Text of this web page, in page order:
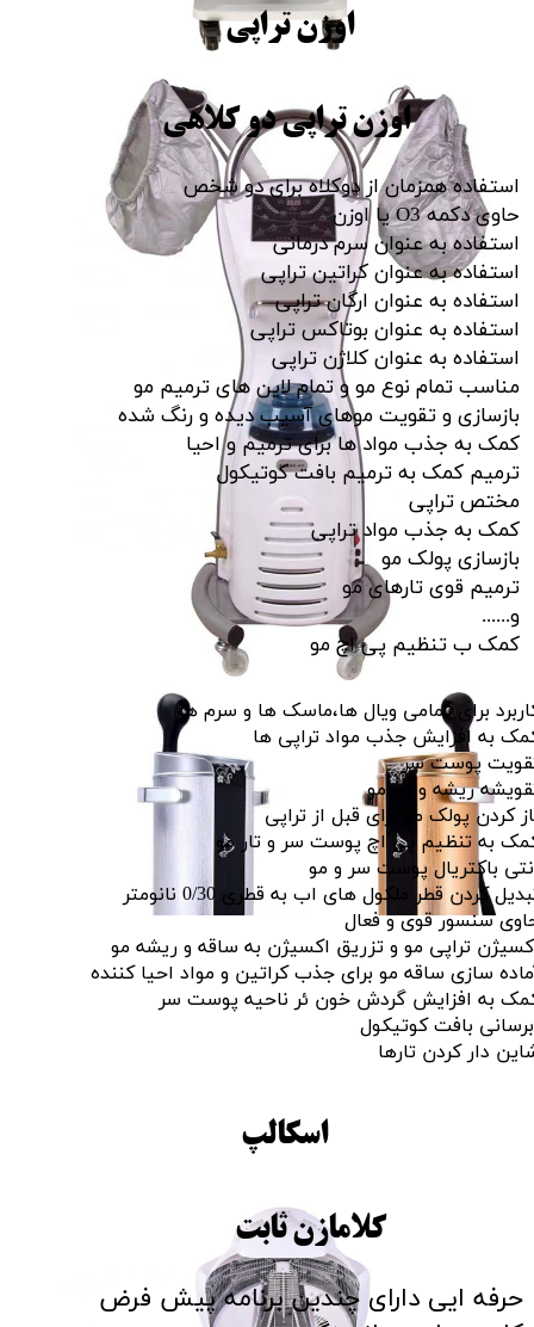
اوزن تراپی
اوزن تراپی دو کلاهی
استفاده همزمان از دوکلاه برای دو شخص
حاوی دکمه O3 یا اوزن
استفاده به عنوان سرم درمانی
استفاده به عنوان کراتین تراپی
استفاده به عنوان ارگان تراپی
استفاده به عنوان بوتاکس تراپی
استفاده به عنوان کلاژن تراپی
مناسب تمام نوع مو و تمام لاین های ترمیم مو
بازسازی و تقویت موهای آسیب دیده و رنگ شده
کمک به جذب مواد ها برای ترمیم و احیا
ترمیم کمک به ترمیم بافت کوتیکول
مختص تراپی
کمک به جذب مواد تراپی
بازسازی پولک مو
ترمیم قوی تارهای مو
و......
کمک ب تنظیم پی اچ مو​​​​​​​
برای تمامی ویال ها،ماسک ها و سرم ها
به افزایش جذب مواد تراپی ها
پوست سر
ریشه و تار مو
کردن پولک مو برای قبل از تراپی
به تنظیم پی اچ پوست سر و تار مو
باکتریال پوست سر و مو
کردن قطر ملکول های اب به قطری 0/30 نانومتر
سنسور قوی و فعال
تراپی مو و تزریق اکسیژن به ساقه و ریشه مو
سازی ساقه مو برای جذب کراتین و مواد احیا کننده
به افزایش گردش خون ئر ناحیه پوست سر
بافت کوتیکول
دار کردن تارها
اسکالپ
حرفه ایی دارای چندین برنامه پیش فرض
کلامازن ثابت